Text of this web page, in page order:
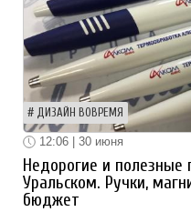
ДИЗАЙН ВОВРЕМЯ
12:06 | 30 июня
Недорогие и полезные
Уральском. Ручки,
бюджет